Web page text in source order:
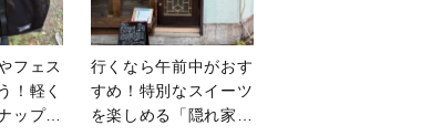
フェス
！軽く
ップサ
行くなら午前中がおす
すめ！特別なスイーツ
を楽しめる「隠れ家カ